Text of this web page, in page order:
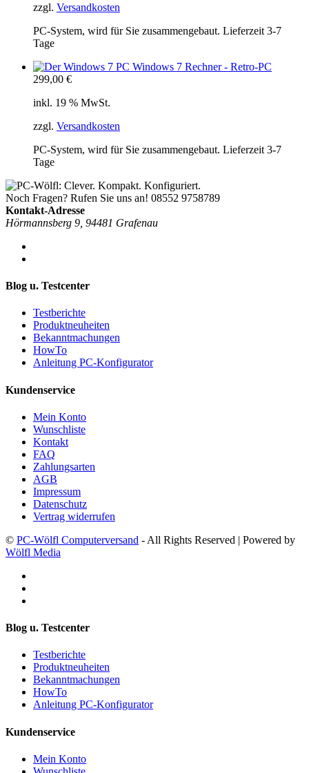
zzgl. Versandkosten
PC-System, wird für Sie zusammengebaut. Lieferzeit 3-7
Tage
Windows 7 Rechner - Retro-PC
299,00 €
inkl. 19 % MwSt.
zzgl. Versandkosten
PC-System, wird für Sie zusammengebaut. Lieferzeit 3-7
Tage
Noch Fragen? Rufen Sie uns an! 08552 9758789
Kontakt-Adresse
Hörmannsberg 9, 94481 Grafenau
Blog u. Testcenter
Testberichte
Produktneuheiten
Bekanntmachungen
HowTo
Anleitung PC-Konfigurator
Kundenservice
Mein Konto
Wunschliste
Kontakt
FAQ
Zahlungsarten
AGB
Impressum
Datenschutz
Vertrag widerrufen
© PC-Wölfl Computerversand - All Rights Reserved | Powered by
Wölfl Media
Blog u. Testcenter
Testberichte
Produktneuheiten
Bekanntmachungen
HowTo
Anleitung PC-Konfigurator
Kundenservice
Mein Konto